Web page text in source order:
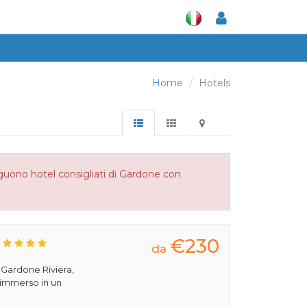
Home Hotels
hotel consigliati di Gardone con
Riviera,
in un
da €230